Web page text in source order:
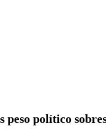
político